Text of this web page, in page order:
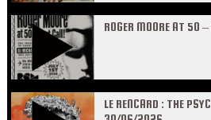
ROGER MOORE AT 50
LE RENCARD : THE